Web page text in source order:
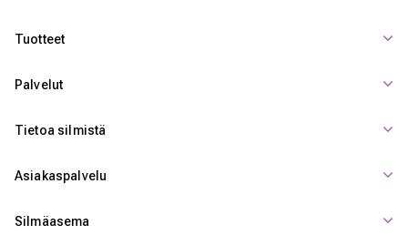
Tuotteet
Palvelut
Tietoa silmistä
Asiakaspalvelu
Silmäasema